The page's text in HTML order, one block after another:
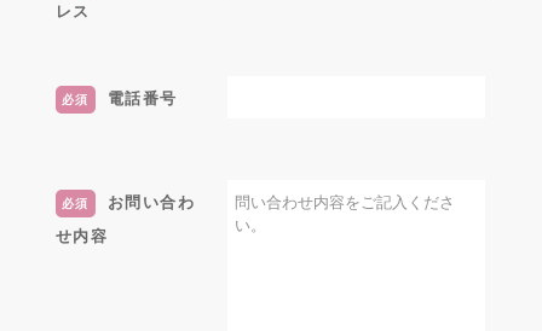
レス
必須 電話番号
必須
お問い合わ
せ内容